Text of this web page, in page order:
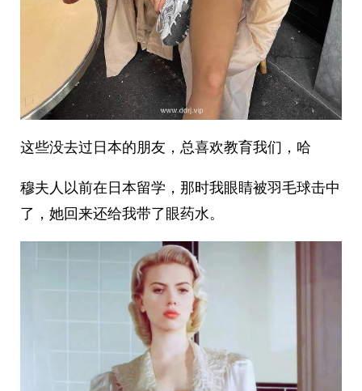
这些没去过日本的朋友，总喜欢教育我们，哈
穆夫人以前在日本留学，那时我眼睛被羽毛球击中
了，她回来还给我带了眼药水。